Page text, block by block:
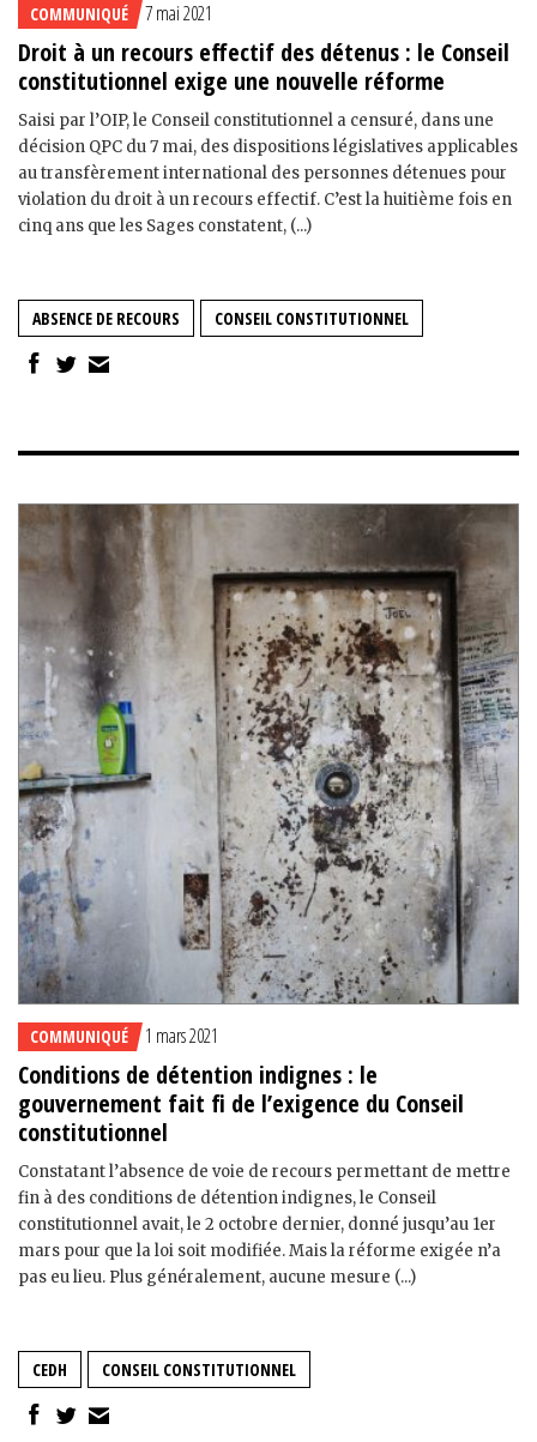
COMMUNIQUÉ 7 mai 2021
Droit à un recours effectif des détenus : le Conseil
constitutionnel exige une nouvelle réforme
Saisi par l’OIP, le Conseil constitutionnel a censuré, dans une
décision QPC du 7 mai, des dispositions législatives applicables
au transfèrement international des personnes détenues pour
violation du droit à un recours effectif. C’est la huitième fois en
cinq ans que les Sages constatent, (...)
ABSENCE DE RECOURS CONSEIL CONSTITUTIONNEL
COMMUNIQUÉ 1 mars 2021
Conditions de détention indignes : le
gouvernement fait fi de l’exigence du Conseil
constitutionnel
Constatant l’absence de voie de recours permettant de mettre
fin à des conditions de détention indignes, le Conseil
constitutionnel avait, le 2 octobre dernier, donné jusqu’au 1er
mars pour que la loi soit modifiée. Mais la réforme exigée n’a
pas eu lieu. Plus généralement, aucune mesure (...)
CEDH CONSEIL CONSTITUTIONNEL